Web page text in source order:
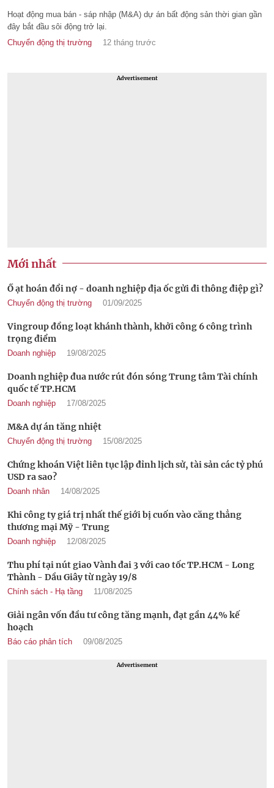
Hoạt động mua bán - sáp nhập (M&A) dự án bất động sản thời gian gần
đây bắt đầu sôi động trở lại.
Chuyển động thị trường
12 tháng trước
Advertisement
Mới nhất
Ồ ạt hoán đổi nợ - doanh nghiệp địa ốc gửi đi thông điệp gì?
Chuyển động thị trường 01/09/2025
Vingroup đồng loạt khánh thành, khởi công 6 công trình
trọng điểm
Doanh nghiệp 19/08/2025
Doanh nghiệp đua nước rút đón sóng Trung tâm Tài chính
quốc tế TP.HCM
Doanh nghiệp 17/08/2025
M&A dự án tăng nhiệt
Chuyển động thị trường 15/08/2025
Chứng khoán Việt liên tục lập đỉnh lịch sử, tài sản các tỷ phú
USD ra sao?
Doanh nhân 14/08/2025
Khi công ty giá trị nhất thế giới bị cuốn vào căng thẳng
thương mại Mỹ - Trung
Doanh nghiệp 12/08/2025
Thu phí tại nút giao Vành đai 3 với cao tốc TP.HCM - Long
Thành - Dầu Giây từ ngày 19/8
Chính sách - Hạ tầng 11/08/2025
Giải ngân vốn đầu tư công tăng mạnh, đạt gần 44% kế
hoạch
Báo cáo phân tích 09/08/2025
Advertisement